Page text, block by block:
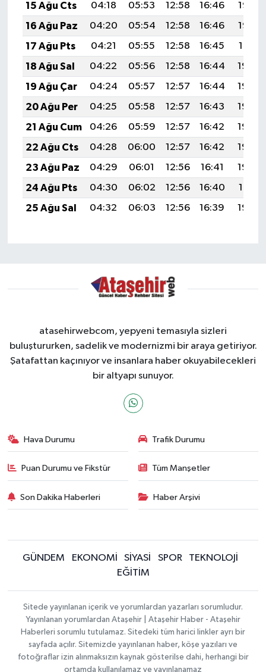
15 Ağu Cts
04:18 05:53 12:58 16:46
19:53
16 Ağu Paz
04:20 05:54 12:58 16:46
19:52
17 Ağu Pts
04:21 05:55 12:58 16:45
19:51
18 Ağu Sal
04:22 05:56 12:58 16:44
19:49
19 Ağu Çar
04:24 05:57 12:57 16:44
19:48
20 Ağu Per
04:25 05:58 12:57 16:43
19:46
21 Ağu Cum
04:26 05:59 12:57 16:42
19:45
22 Ağu Cts
04:28 06:00 12:57 16:42
19:44
23 Ağu Paz
04:29 06:01 12:56 16:41
19:42
24 Ağu Pts
04:30 06:02 12:56 16:40
19:41
25 Ağu Sal
04:32 06:03 12:56 16:39 19:39
atasehirwebcom, yepyeni temasıyla sizleri
buluştururken, sadelik ve modernizmi bir araya getiriyor.
Şatafattan kaçınıyor ve insanlara haber okuyabilecekleri
bir altyapı sunuyor.
Hava Durumu Trafik Durumu
Puan Durumu ve Fikstür Tüm Manşetler
Son Dakika Haberleri Haber Arşivi
GÜNDEM EKONOMİ SİYASİ SPOR
TEKNOLOJİ
EĞİTİM
Sitede yayınlanan içerik ve yorumlardan yazarları sorumludur.
Yayınlanan yorumlardan Ataşehir | Ataşehir Haber - Ataşehir
Haberleri sorumlu tutulamaz. Sitedeki tüm harici linkler ayrı bir
sayfada açılır. Sitemizde yayınlanan haber, köşe yazıları ve
fotoğraflar izin alınmaksızın kaynak gösterilse dahi, herhangi bir
ortamda kullanılamaz ve yayınlanamaz